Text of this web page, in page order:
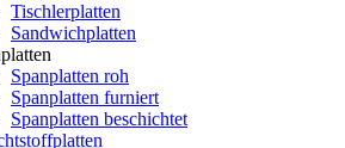
Tischlerplatten
Sandwichplatten
Spanplatten roh
Spanplatten furniert
Spanplatten beschichtet